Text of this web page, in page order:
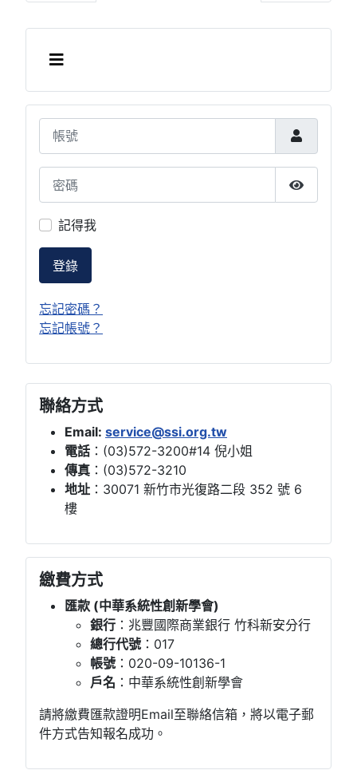
帳號
密碼
顯示密碼
記得我
登錄
忘記密碼？
忘記帳號？
聯絡方式
Email: service@ssi.org.tw
電話 ：(03)572-3200#14 倪小姐
傳真 ：(03)572-3210
地址 ：30071 新竹市光復路二段 352 號 6
樓
繳費方式
匯款 (中華系統性創新學會)
銀行 ：兆豐國際商業銀行 竹科新安分行
總行代號 ：017
帳號 ：020-09-10136-1
戶名 ：中華系統性創新學會
請將繳費匯款證明Email至聯絡信箱， 將以電子郵
件方式告知報名成功。